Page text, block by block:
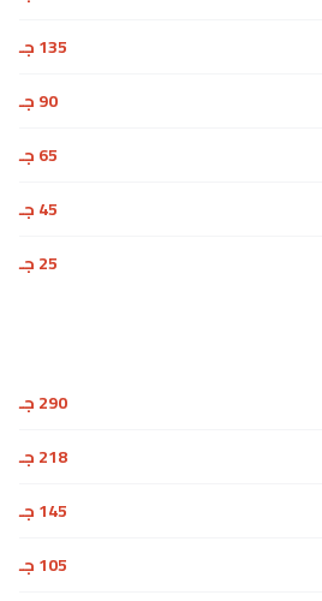
135 جـ
90 جـ
65 جـ
45 جـ
25 جـ
290 جـ
218 جـ
145 جـ
105 جـ